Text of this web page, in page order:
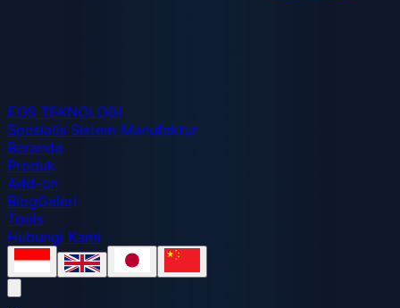
EOS TEKNOLOGI
Spesialis Sistem Manufaktur
Beranda
Produk
Add-on
BlogGaleri
Tools
Hubungi Kami